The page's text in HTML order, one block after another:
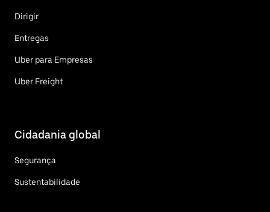
Dirigir
Entregas
Uber para Empresas
Uber Freight
Cidadania global
Segurança
Sustentabilidade